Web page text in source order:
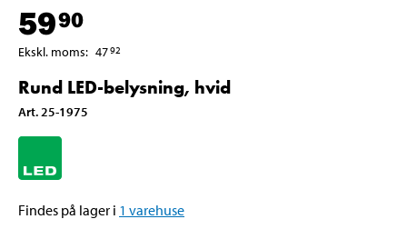
5990
Ekskl. moms: 4792
Rund LED-belysning, hvid
Art. 25-1975
Findes på lager i 1 varehuse